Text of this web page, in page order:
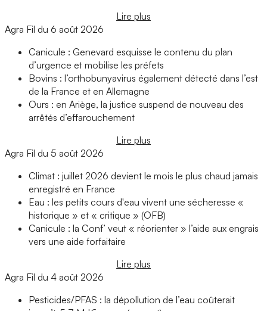
Lire plus
Agra Fil du 6 août 2026
Canicule : Genevard esquisse le contenu du plan
d’urgence et mobilise les préfets
Bovins : l’orthobunyavirus également détecté dans l’est
de la France et en Allemagne
Ours : en Ariège, la justice suspend de nouveau des
arrêtés d’effarouchement
Lire plus
Agra Fil du 5 août 2026
Climat : juillet 2026 devient le mois le plus chaud jamais
enregistré en France
Eau : les petits cours d'eau vivent une sécheresse «
historique » et « critique » (OFB)
Canicule : la Conf’ veut « réorienter » l’aide aux engrais
vers une aide forfaitaire
Lire plus
Agra Fil du 4 août 2026
Pesticides/PFAS : la dépollution de l’eau coûterait